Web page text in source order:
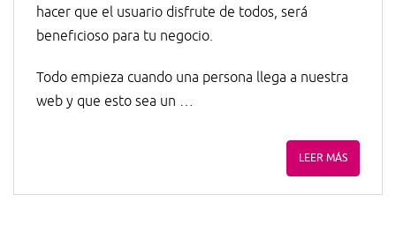
hacer que el usuario disfrute de todos, será
beneficioso para tu negocio.
Todo empieza cuando una persona llega a nuestra
web y que esto sea un …
LEER MÁS